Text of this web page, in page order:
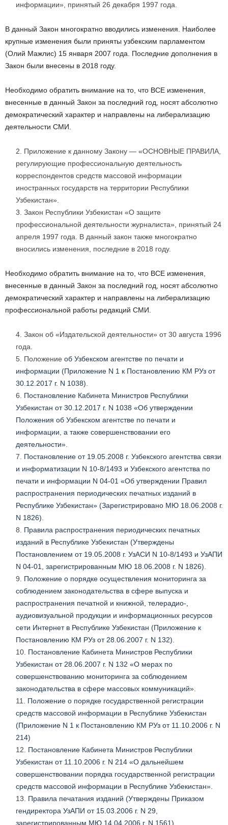
информации», принятый 26 декабря 1997 года.
В данный Закон многократно вводились изменения. Наиболее
крупные изменения были приняты узбекским парламентом
(Олий Мажлис) 15 января 2007 года. Последние дополнения в
Закон были внесены в 2018 году.
Необходимо обратить внимание на то, что ВСЕ изменения,
внесенные в данный Закон за последний год, носят абсолютно
демократический характер и направлены на либерализацию
деятельности СМИ.
Приложение к данному Закону — «ОСНОВНЫЕ ПРАВИЛА,
регулирующие профессиональную деятельность
корреспондентов средств массовой информации
иностранных государств на территории Республики
Узбекистан».
Закон Республики Узбекистан «О защите
профессиональной деятельности журналиста», принятый 24
апреля 1997 года. В данный закон также многократно
вносились изменения, последние в 2018 году.
Необходимо обратить внимание на то, что ВСЕ изменения,
внесенные в данный Закон за последний год, носят абсолютно
демократический характер и направлены на либерализацию
профессиональной работы редакций СМИ.
Закон об «Издательской деятельности» от 30 августа 1996
года.
Положение об Узбекском агентстве по печати и
информации (Приложение N 1 к Постановлению КМ РУз от
30.12.2017 г. N 1038).
Постановление Кабинета Министров Республики
Узбекистан от 30.12.2017 г. N 1038 «Об утверждении
Положения об Узбекском агентстве по печати и
информации, а также совершенствовании его
деятельности».
Постановление от 19.05.2008 г. Узбекского агентства связи
и информатизации N 10-8/1493 и Узбекского агентства по
печати и информации N 04-01 «Об утверждении Правил
распространения периодических печатных изданий в
Республике Узбекистан» (Зарегистрировано МЮ 18.06.2008 г.
N 1826).
Правила распространения периодических печатных
изданий в Республике Узбекистан (Утверждены
Постановлением от 19.05.2008 г. УзАСИ N 10-8/1493 и УзАПИ
N 04-01, зарегистрированным МЮ 18.06.2008 г. N 1826).
Положение о порядке осуществления мониторинга за
соблюдением законодательства в сфере выпуска и
распространения печатной и книжной, телерадио-,
аудиовизуальной продукции и информационных ресурсов
сети Интернет в Республике Узбекистан (Приложение к
Постановлению КМ РУз от 28.06.2007 г. N 132).
Постановление Кабинета Министров Республики
Узбекистан от 28.06.2007 г. N 132 «О мерах по
совершенствованию мониторинга за соблюдением
законодательства в сфере массовых коммуникаций».
Положение о порядке государственной регистрации
средств массовой информации в Республике Узбекистан
(Приложение N 1 к Постановлению КМ РУз от 11.10.2006 г. N
214)
Постановление Кабинета Министров Республики
Узбекистан от 11.10.2006 г. N 214 «О дальнейшем
совершенствовании порядка государственной регистрации
средств массовой информации в Республике Узбекистан».
Правила печатания изданий (Утверждены Приказом
гендиректора УзАПИ от 15.03.2006 г. N 29,
зарегистрированным МЮ 14.04.2006 г. N 1561)